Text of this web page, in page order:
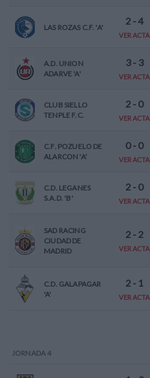
LAS ROZAS C.F. 'A'
2-4
VER ACTA
A.D. UNION
ADARVE 'A'
3- 3
VER ACTA
CLUB SIELLO
TENPLE F.C.
2- 0
VER ACTA
C.F. POZUELO DE
ALARCON 'A'
0- 0
VER ACTA
C.D. LEGANES
S.A.D. 'B'
2- 0
VER ACTA
SAD RACING
CIUDAD DE
MADRID
2- 2
VER ACTA
C.D. GALAPAGAR
'A'
2- 1
VER ACTA
JORNADA 4